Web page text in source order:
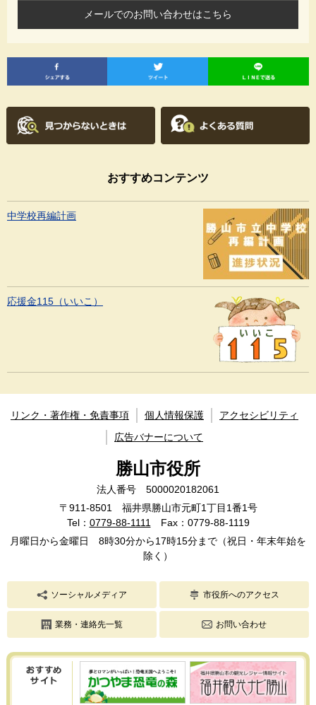
メールでのお問い合わせはこちら
おすすめコンテンツ
中学校再編計画
応援金115（いいこ）
リンク・著作権・免責事項 個人情報保護
アクセシビリティ
広告バナーについて
勝山市役所
法人番号 5000020182061
〒911-8501 福井県勝山市元町1丁目1番1号
Tel： 0779-88-1111
Fax：0779-88-1119
月曜日から金曜日 8時30分から17時15分まで（祝日・年末年始を
除く）
ソーシャルメディア 市役所へのアクセス
業務・連絡先一覧 お問い合わせ